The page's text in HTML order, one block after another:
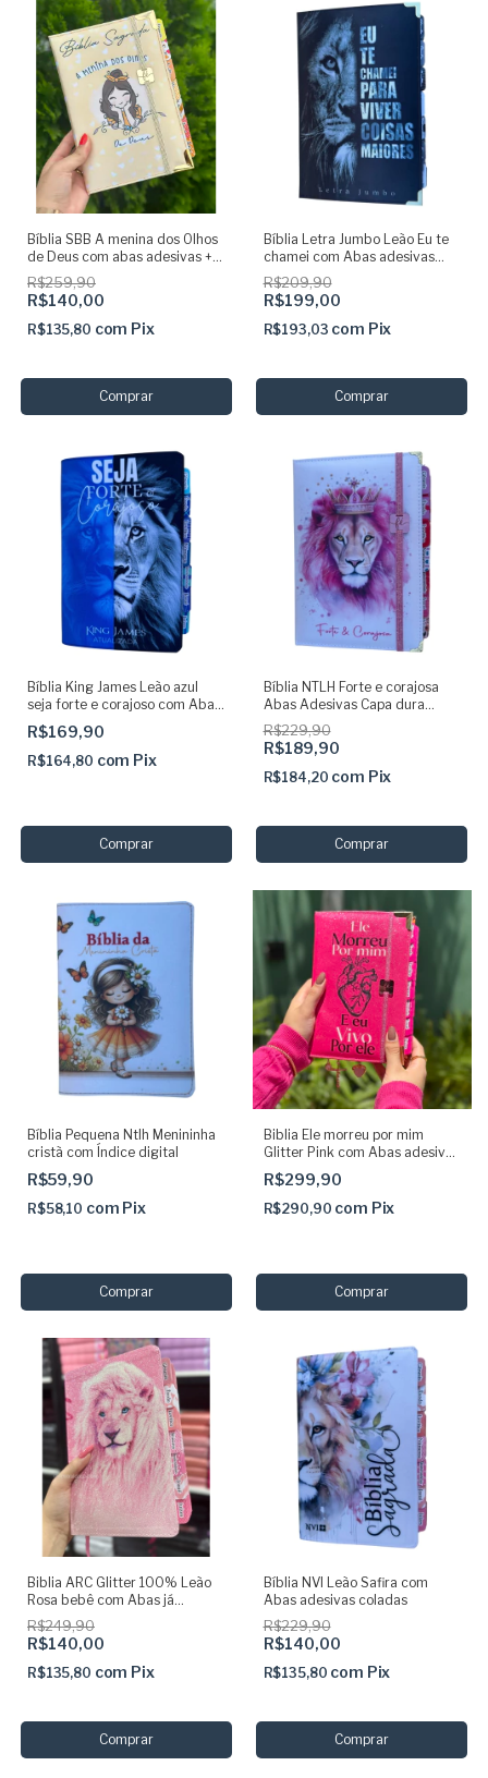
Bíblia SBB A menina dos Olhos
de Deus com abas adesivas +
Elástico dourado | Capa Dura
PJV - ARC
R$259,90
R$140,00
R$135,80 com Pix
Bíblia Letra Jumbo Leão Eu te
chamei com Abas adesivas
Capa dura Acolchoada e Harpa
R$209,90
R$199,00
R$193,03 com Pix
Bíblia King James Leão azul
seja forte e corajoso com Abas
adesivas
R$169,90
R$164,80 com Pix
Bíblia NTLH Forte e corajosa
Abas Adesivas Capa dura
acolchoada + elastico rosa
R$229,90
R$189,90
R$184,20 com Pix
Bíblia Pequena Ntlh Menininha
cristã com Índice digital
R$59,90
R$58,10 com Pix
Biblia Ele morreu por mim
Glitter Pink com Abas adesivas
e elástico Arc Sbb
R$299,90
R$290,90 com Pix
Biblia ARC Glitter 100% Leão
Rosa bebê com Abas já
coladas
R$249,90
R$140,00
R$135,80 com Pix
Bíblia NVI Leão Safira com
Abas adesivas coladas
R$229,90
R$140,00
R$135,80 com Pix